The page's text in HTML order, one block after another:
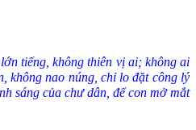
tiếng, không thiên vị ai; không ai
không nao núng, chỉ lo đặt công lý
sáng của chư dân, để con mở mắt